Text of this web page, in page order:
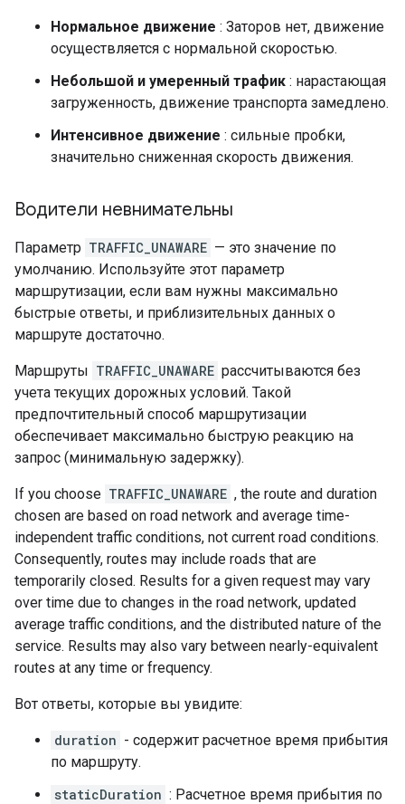
Нормальное движение : Заторов нет, движение
осуществляется с нормальной скоростью.
Небольшой и умеренный трафик : нарастающая
загруженность, движение транспорта замедлено.
Интенсивное движение : сильные пробки,
значительно сниженная скорость движения.
Водители невнимательны
Параметр TRAFFIC_UNAWARE — это значение по
умолчанию. Используйте этот параметр
маршрутизации, если вам нужны максимально
быстрые ответы, и приблизительных данных о
маршруте достаточно.
Маршруты TRAFFIC_UNAWARE рассчитываются без
учета текущих дорожных условий. Такой
предпочтительный способ маршрутизации
обеспечивает максимально быструю реакцию на
запрос (минимальную задержку).
If you choose TRAFFIC_UNAWARE , the route and duration
chosen are based on road network and average time-
independent traffic conditions, not current road conditions.
Consequently, routes may include roads that are
temporarily closed. Results for a given request may vary
over time due to changes in the road network, updated
average traffic conditions, and the distributed nature of the
service. Results may also vary between nearly-equivalent
routes at any time or frequency.
Вот ответы, которые вы увидите:
duration - содержит расчетное время прибытия
по маршруту.
staticDuration : Расчетное время прибытия по